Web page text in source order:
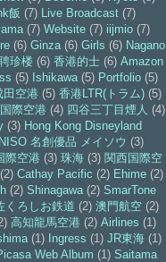
飯 (7) Live Broadcast (7)
(7) Website (7) iijmio (7)
(6) Ginza (6) Girls (6) Nagano
珍楼 (6) 香港的士 (6) Amazon
(5) Ishikawa (5) Portfolio (5)
田空港 (5) 香港LTR(トラム) (5)
際空港 (4) 四谷三丁目煙人 (4)
(3) Hong Kong Disneyland
名創優品 メイソウ (3)
際空港 (3) 珠海 (3) 関西国際空
(2) Cathay Pacific (2) Ehime (2)
(2) Shinagawa (2) SmarTone
くろしお鉄道 (2) 澳門航空 (2)
高知龍馬空港 (2) Airlines (1)
(1) Ingress (1) JR東海 (1)
Web Album (1) Saitama